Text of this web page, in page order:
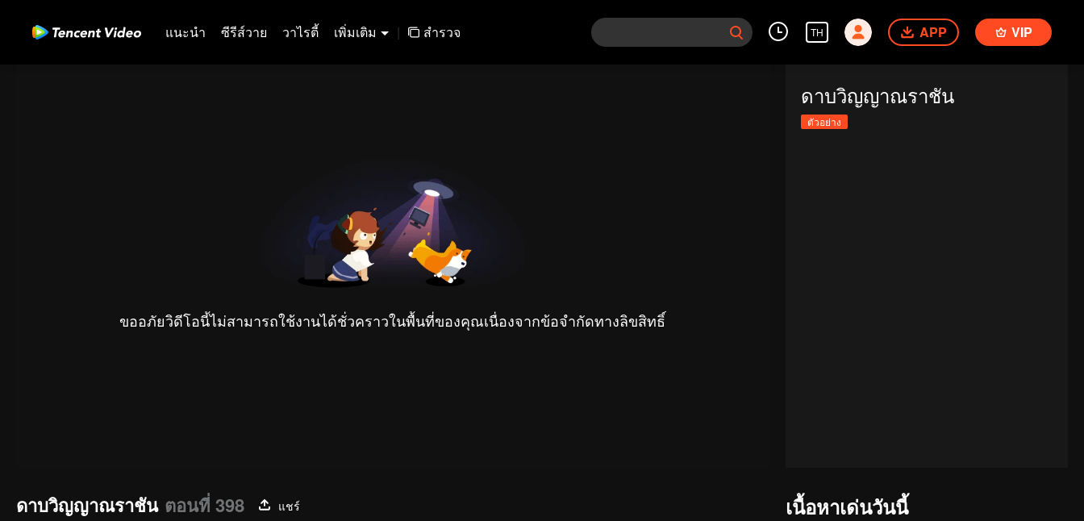
แนะนำ ซีรีส์วาย วาไรตี้ เพิ่มเติม | สำรวจ TH APP VIP
ขออภัยวิดีโอนี้ไม่สามารถใช้งานได้ชั่วคราวในพื้นที่ของคุณเนื่องจากข้อจำกัดทางลิขสิทธิ์
ดาบวิญญาณราชัน
ตัวอย่าง
ดาบวิญญาณราชัน ตอนที่ 398
แชร์
เนื้อหาเด่นวันนี้